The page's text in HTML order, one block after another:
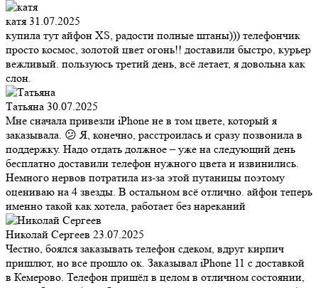
катя 31.07.2025
купила тут айфон XS, радости полные штаны))) телефончик
просто космос, золотой цвет огонь!! доставили быстро, курьер
вежливый. пользуюсь третий день, всё летает, я довольна как
слон.
Татьяна 30.07.2025
Мне сначала привезли iPhone не в том цвете, который я
заказывала. 😕 Я, конечно, расстроилась и сразу позвонила в
поддержку. Надо отдать должное – уже на следующий день
бесплатно доставили телефон нужного цвета и извинились.
Немного нервов потратила из-за этой путаницы поэтому
оцениваю на 4 звезды. В остальном всё отлично. айфон теперь
именно такой как хотела, работает без нареканий
Николай Сергеев 23.07.2025
Честно, боялся заказывать телефон сдеком, вдруг кирпич
пришлют, но все прошло ок. Заказывал iPhone 11 с доставкой
в Кемерово. Телефон пришёл в целом в отличном состоянии,